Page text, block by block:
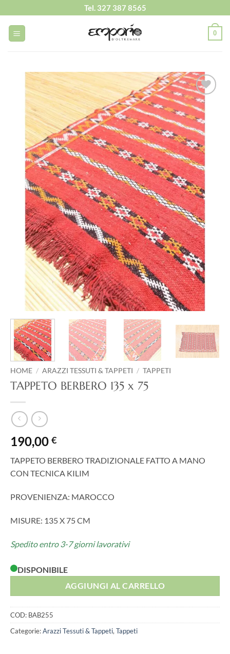
ai
contenuti
Tel. 327 387 8565
0
Aggiungi
alla lista
dei
desideri
HOME / ARAZZI TESSUTI & TAPPETI / TAPPETI
TAPPETO BERBERO 135 x 75
190,00 €
TAPPETO BERBERO TRADIZIONALE FATTO A MANO
CON TECNICA KILIM
PROVENIENZA: MAROCCO
MISURE: 135 X 75 CM
Spedito entro 3-7 giorni lavorativi
DISPONIBILE
AGGIUNGI AL CARRELLO
COD: BAB255
Categorie:Arazzi Tessuti & Tappeti, Tappeti